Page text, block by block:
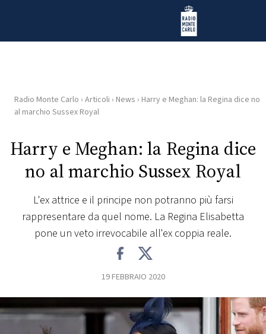
Radio Monte Carlo
HOME
RADIO
WEB
PLAYLIST
CONCORSI
Radio Monte Carlo › Articoli › News › Harry e Meghan: la Regina dice no
al marchio Sussex Royal
Harry e Meghan: la Regina dice
no al marchio Sussex Royal
L'ex attrice e il principe non potranno più farsi
rappresentare da quel nome. La Regina Elisabetta
pone un veto irrevocabile all'ex coppia reale.
19 FEBBRAIO 2020